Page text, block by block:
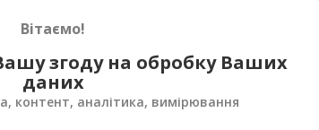
Вітаємо!
згоду на обробку Ваших
даних
контент, аналітика, вимірювання